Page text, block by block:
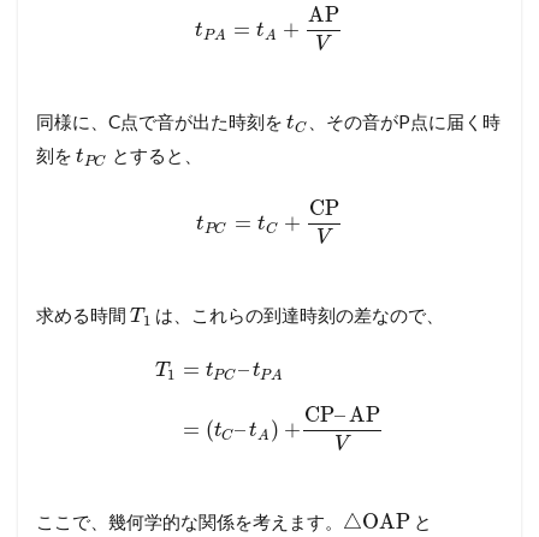
tPA = tA +
AP
V
同様に、C点で音が出た時刻を tC
、その音がP点に届く時
刻を tPC とすると、
tPC = tC +
CP
V
求める時間 T 1 は、これらの到達時刻の差なので、
T 1 = tPC –tPA
= (tC–tA ) +
CP–AP
V
ここで、幾何学的な関係を考えます。 △OAP と